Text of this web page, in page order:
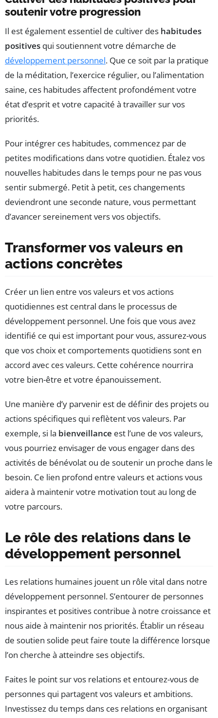
soutenir votre progression
Il est également essentiel de cultiver des habitudes
positives qui soutiennent votre démarche de
développement personnel. Que ce soit par la pratique
de la méditation, l’exercice régulier, ou l’alimentation
saine, ces habitudes affectent profondément votre
état d’esprit et votre capacité à travailler sur vos
priorités.
Pour intégrer ces habitudes, commencez par de
petites modifications dans votre quotidien. Étalez vos
nouvelles habitudes dans le temps pour ne pas vous
sentir submergé. Petit à petit, ces changements
deviendront une seconde nature, vous permettant
d’avancer sereinement vers vos objectifs.
Transformer vos valeurs en
actions concrètes
Créer un lien entre vos valeurs et vos actions
quotidiennes est central dans le processus de
développement personnel. Une fois que vous avez
identifié ce qui est important pour vous, assurez-vous
que vos choix et comportements quotidiens sont en
accord avec ces valeurs. Cette cohérence nourrira
votre bien-être et votre épanouissement.
Une manière d’y parvenir est de définir des projets ou
actions spécifiques qui reflètent vos valeurs. Par
exemple, si la bienveillance est l’une de vos valeurs,
vous pourriez envisager de vous engager dans des
activités de bénévolat ou de soutenir un proche dans le
besoin. Ce lien profond entre valeurs et actions vous
aidera à maintenir votre motivation tout au long de
votre parcours.
Le rôle des relations dans le
développement personnel
Les relations humaines jouent un rôle vital dans notre
développement personnel. S’entourer de personnes
inspirantes et positives contribue à notre croissance et
nous aide à maintenir nos priorités. Établir un réseau
de soutien solide peut faire toute la différence lorsque
l’on cherche à atteindre ses objectifs.
Faites le point sur vos relations et entourez-vous de
personnes qui partagent vos valeurs et ambitions.
Investissez du temps dans ces relations en organisant